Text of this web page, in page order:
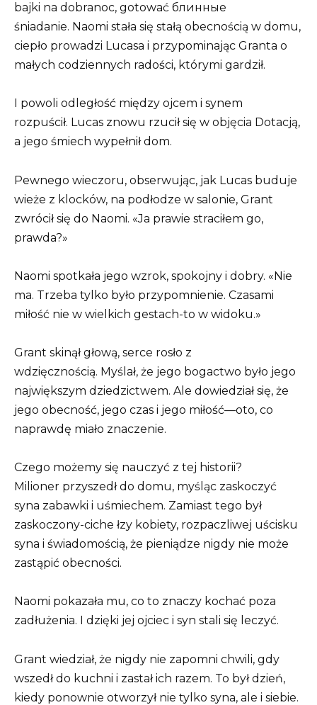
bajki na dobranoc, gotować блинные
śniadanie. Naomi stała się stałą obecnością w domu,
ciepło prowadzi Lucasa i przypominając Granta o
małych codziennych radości, którymi gardził.
I powoli odległość między ojcem i synem
rozpuścił. Lucas znowu rzucił się w objęcia Dotacją,
a jego śmiech wypełnił dom.
Pewnego wieczoru, obserwując, jak Lucas buduje
wieże z klocków, na podłodze w salonie, Grant
zwrócił się do Naomi. «Ja prawie straciłem go,
prawda?»
Naomi spotkała jego wzrok, spokojny i dobry. «Nie
ma. Trzeba tylko było przypomnienie. Czasami
miłość nie w wielkich gestach-to w widoku.»
Grant skinął głową, serce rosło z
wdzięcznością. Myślał, że jego bogactwo było jego
największym dziedzictwem. Ale dowiedział się, że
jego obecność, jego czas i jego miłość—oto, co
naprawdę miało znaczenie.
Czego możemy się nauczyć z tej historii?
Milioner przyszedł do domu, myśląc zaskoczyć
syna zabawki i uśmiechem. Zamiast tego był
zaskoczony-ciche łzy kobiety, rozpaczliwej uścisku
syna i świadomością, że pieniądze nigdy nie może
zastąpić obecności.
Naomi pokazała mu, co to znaczy kochać poza
zadłużenia. I dzięki jej ojciec i syn stali się leczyć.
Grant wiedział, że nigdy nie zapomni chwili, gdy
wszedł do kuchni i zastał ich razem. To był dzień,
kiedy ponownie otworzył nie tylko syna, ale i siebie.